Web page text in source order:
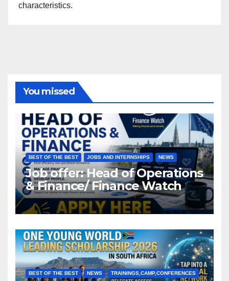
characteristics.
You missed
BEST OF THE BEST JOBS AND INTERNSHIPS NEWS
Job offer: Head of Operations
& Finance/ Finance Watch
BEST OF THE BEST NEWS TRAININGS,CAMP,CONFERENCES